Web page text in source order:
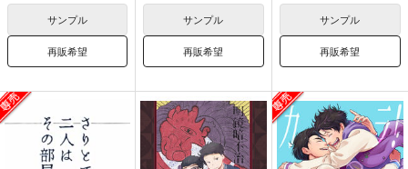
サンプル
再販希望
サンプル
再販希望
サンプル
再販希望